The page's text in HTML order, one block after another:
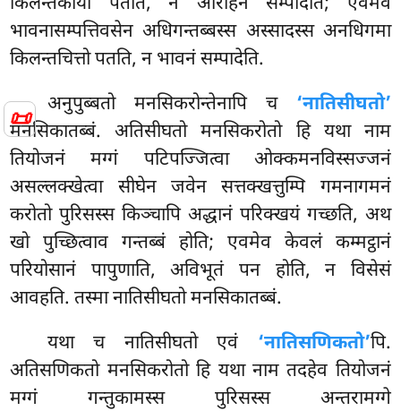
📜
भावनासम्पत्तिवसेन अधिगन्तब्बस्स अस्सादस्स अनधिगमा
किलन्तचित्तो पतति, न भावनं सम्पादेति.
अनुपुब्बतो मनसिकरोन्तेनापि च ‘नातिसीघतो’
मनसिकातब्बं. अतिसीघतो मनसिकरोतो हि यथा नाम
तियोजनं मग्गं पटिपज्जित्वा ओक्कमनविस्सज्जनं
असल्लक्खेत्वा सीघेन जवेन सत्तक्खत्तुम्पि गमनागमनं
करोतो पुरिसस्स किञ्चापि अद्धानं परिक्खयं गच्छति, अथ
खो पुच्छित्वाव गन्तब्बं होति; एवमेव केवलं कम्मट्ठानं
परियोसानं पापुणाति, अविभूतं पन होति, न विसेसं
आवहति. तस्मा नातिसीघतो मनसिकातब्बं.
यथा च नातिसीघतो एवं ‘नातिसणिकतो’पि.
अतिसणिकतो मनसिकरोतो हि यथा नाम तदहेव तियोजनं
मग्गं गन्तुकामस्स पुरिसस्स अन्तरामग्गे